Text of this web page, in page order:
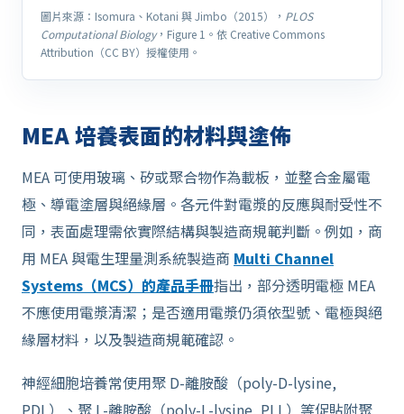
圖片來源：Isomura、Kotani 與 Jimbo（2015）， PLOS
Computational Biology，Figure 1。依 Creative Commons
Attribution（CC BY）授權使用。
MEA 培養表面的材料與塗佈
MEA 可使用玻璃、矽或聚合物作為載板，並整合金屬電
極、導電塗層與絕緣層。各元件對電漿的反應與耐受性不
同，表面處理需依實際結構與製造商規範判斷。例如，商
用 MEA 與電生理量測系統製造商 Multi Channel
Systems（MCS）的產品手冊指出，部分透明電極 MEA
不應使用電漿清潔；是否適用電漿仍須依型號、電極與絕
緣層材料，以及製造商規範確認。
神經細胞培養常使用聚 D-離胺酸（poly-D-lysine,
PDL）、聚 L-離胺酸（poly-L-lysine, PLL）等促貼附聚